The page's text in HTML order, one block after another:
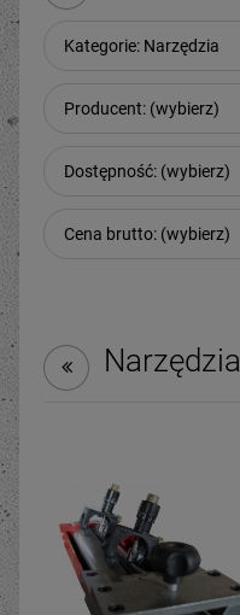
Kategorie: Narzędzia
Producent: (wybierz)
Dostępność: (wybierz)
Cena brutto: (wybierz)
Narzędzia